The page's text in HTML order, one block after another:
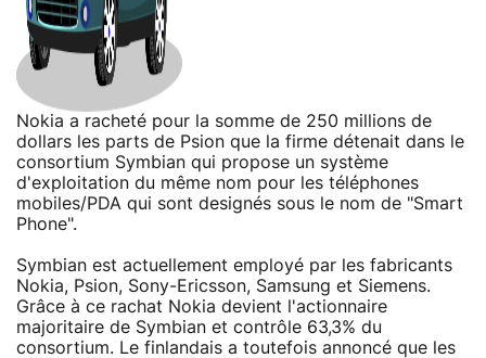
Nokia a racheté pour la somme de 250 millions de
dollars les parts de Psion que la firme détenait dans le
consortium Symbian qui propose un système
d'exploitation du même nom pour les téléphones
mobiles/PDA qui sont designés sous le nom de "Smart
Phone".
Symbian est actuellement employé par les fabricants
Nokia, Psion, Sony-Ericsson, Samsung et Siemens.
Grâce à ce rachat Nokia devient l'actionnaire
majoritaire de Symbian et contrôle 63,3% du
consortium. Le finlandais a toutefois annoncé que les